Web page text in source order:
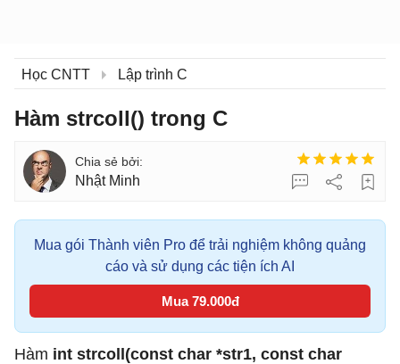
Học CNTT Lập trình C
Hàm strcoll() trong C
Nhật Minh
Mua gói Thành viên Pro để trải nghiệm không quảng
cáo và sử dụng các tiện ích AI
Mua 79.000đ
Hàm int strcoll(const char *str1, const char